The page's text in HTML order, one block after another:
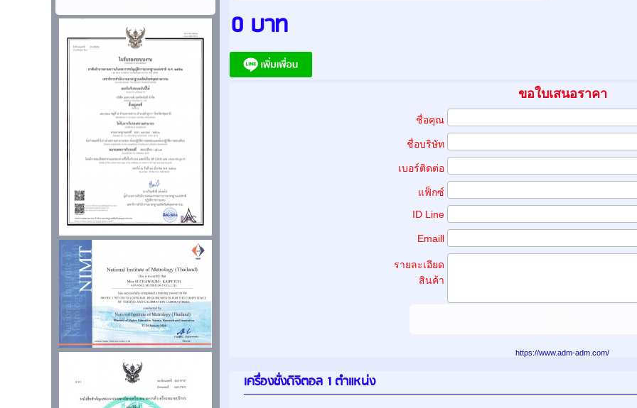
0 บาท
ขอใบเสนอราคา
ชื่อคุณ
ชื่อบริษัท
เบอร์ติดต่อ
แฟ็กซ์
ID Line
Emaill
รายละเอียด
สินค้า
https://www.adm-adm.com/
เครื่องชั่งดิจิตอล 1 ตำแหน่ง